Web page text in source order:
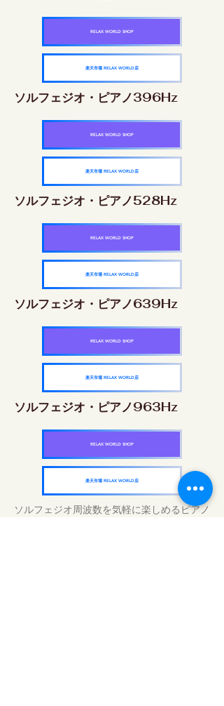
RELAX WORLD SHOP
楽天市場 RELAX WORLD店
ソルフェジオ・ピアノ396Hz
RELAX WORLD SHOP
楽天市場 RELAX WORLD店
ソルフェジオ・ピアノ528Hz
RELAX WORLD SHOP
楽天市場 RELAX WORLD店
ソルフェジオ・ピアノ639Hz
RELAX WORLD SHOP
楽天市場 RELAX WORLD店
ソルフェジオ・ピアノ963Hz
RELAX WORLD SHOP
楽天市場 RELAX WORLD店
ソルフェジオ周波数を気軽に楽しめるピアノ